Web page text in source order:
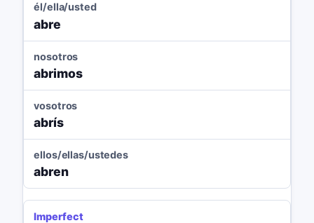
él/ella/usted
abre
nosotros
abrimos
vosotros
abrís
ellos/ellas/ustedes
abren
Imperfect